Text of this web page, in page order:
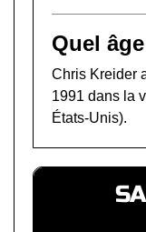
Quel
Chris Kreider
1991 dans la
États-Unis).